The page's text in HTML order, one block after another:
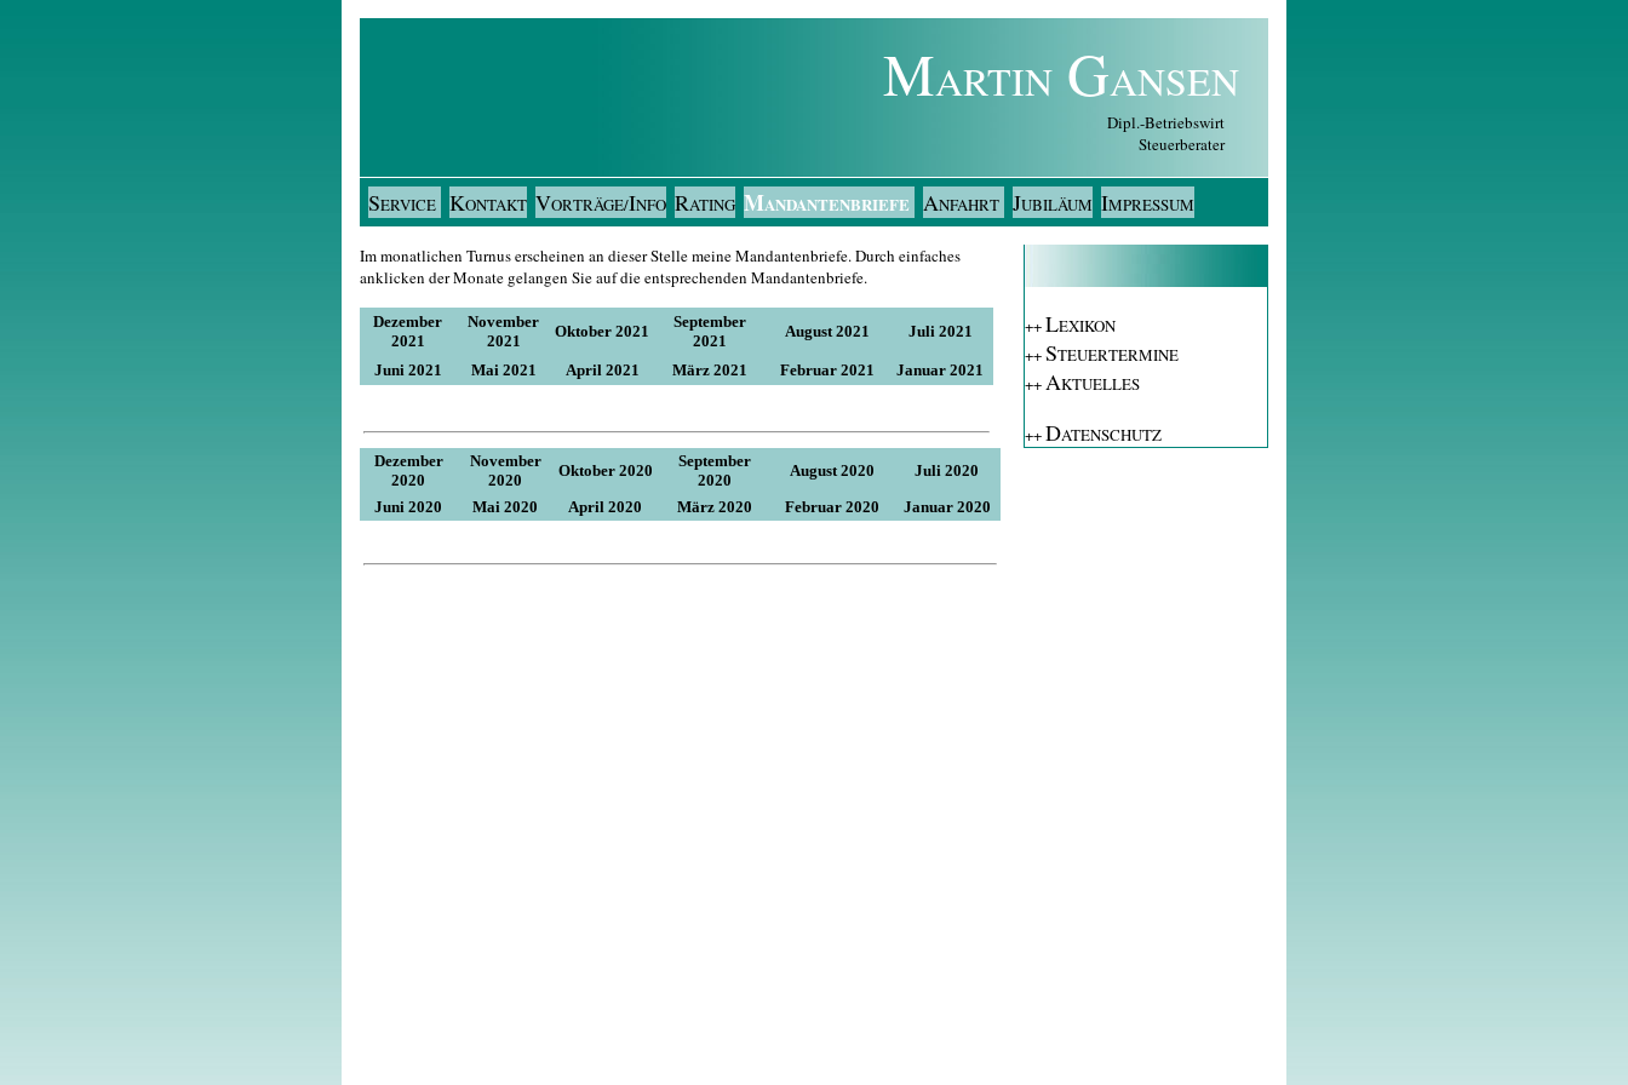
MARTIN GANSEN
Dipl.-Betriebswirt
Steuerberater
SERVICE KONTAKT VORTRÄGE/INFO RATING MANDANTENBRIEFE ANFAHRT JUBILÄUM IMPRESSUM
Im monatlichen Turnus erscheinen an dieser Stelle meine Mandantenbriefe. Durch einfaches
anklicken der Monate gelangen Sie auf die entsprechenden Mandantenbriefe.
Dezember
2021
November
2021
Oktober 2021
September
2021
August 2021 Juli 2021
Juni 2021 Mai 2021 April 2021 März 2021 Februar 2021 Januar 2021
Dezember
2020
November
2020
Oktober 2020
September
2020
August 2020
Juli 2020
Juni 2020
Mai 2020 April 2020 März 2020 Februar 2020 Januar 2020
++LEXIKON
++STEUERTERMINE
++AKTUELLES
++DATENSCHUTZ